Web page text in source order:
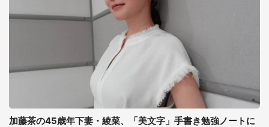
加藤茶の45歳年下妻・綾菜、「美文字」手書き勉強ノートに